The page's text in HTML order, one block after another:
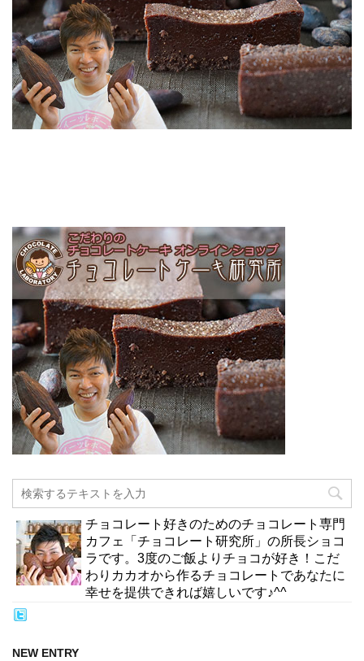
チョコレート好きのためのチョコレート専門
カフェ「チョコレート研究所」の所長ショコ
ラです。3度のご飯よりチョコが好き！こだ
わりカカオから作るチョコレートであなたに
幸せを提供できれば嬉しいです♪^^
NEW ENTRY